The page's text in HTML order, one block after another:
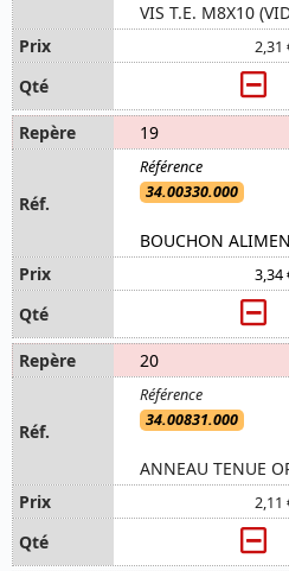
VIS T.E. M8X10
2,31
19
34.00330.000
BOUCHON
3,34
20
34.00831.000
ANNEAU TENUE
2,11